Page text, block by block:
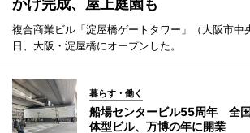
かけ完成、屋上庭園も
複合商業ビル「淀屋橋ゲートタワー」（大阪市中
日、大阪・淀屋橋にオープンした。
暮らす・働く
船場センタービル55周年 全
体型ビル、万博の年に開業